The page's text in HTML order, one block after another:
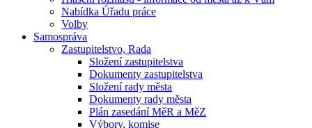
Nabídka Úřadu práce
Volby
Samospráva
Zastupitelstvo, Rada
Složení zastupitelstva
Dokumenty zastupitelstva
Složení rady města
Dokumenty rady města
Plán zasedání MěR a MěZ
Výbory, komise